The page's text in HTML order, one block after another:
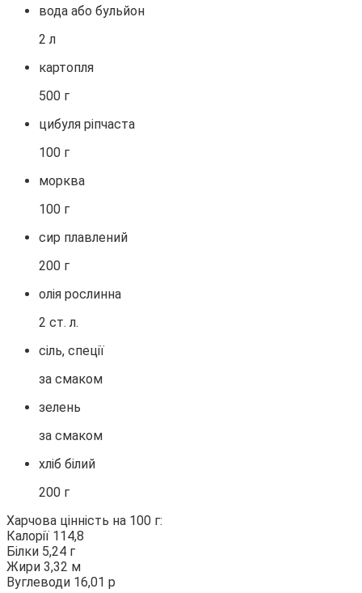
вода або бульйон
2 л
картопля
500 г
цибуля ріпчаста
100 г
морква
100 г
сир плавлений
200 г
олія рослинна
2 ст. л.
сіль, спеції
за смаком
зелень
за смаком
хліб білий
200 г
Харчова цінність на 100 г:
Калорії 114,8
Білки 5,24 г
Жири 3,32 м
Вуглеводи 16,01 р